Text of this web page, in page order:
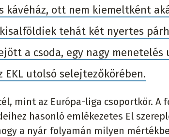
kávéház, ott nem kiemeltként
tehát két nyertes
a csoda, egy nagy menetelés
utolsó selejtezőkörében.
mint az Európa-liga csoportkör. A
hasonló emlékezetes El
a nyár folyamán milyen